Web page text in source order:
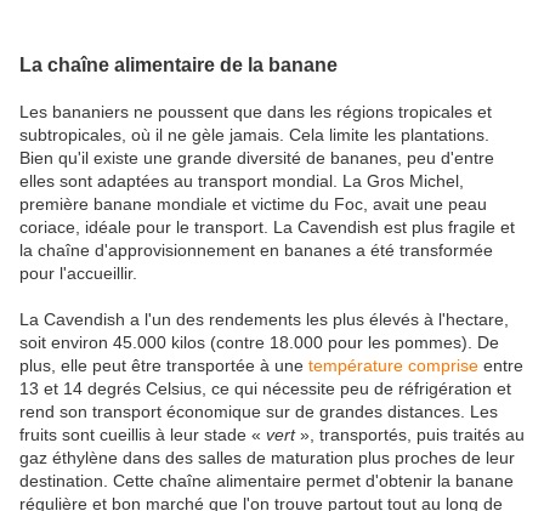
La chaîne alimentaire de la banane
Les bananiers ne poussent que dans les régions tropicales et
subtropicales, où il ne gèle jamais. Cela limite les plantations.
Bien qu'il existe une grande diversité de bananes, peu d'entre
elles sont adaptées au transport mondial. La Gros Michel,
première banane mondiale et victime du Foc, avait une peau
coriace, idéale pour le transport. La Cavendish est plus fragile et
la chaîne d'approvisionnement en bananes a été transformée
pour l'accueillir.
La Cavendish a l'un des rendements les plus élevés à l'hectare,
soit environ 45.000 kilos (contre 18.000 pour les pommes). De
plus, elle peut être transportée à une température comprise entre
13 et 14 degrés Celsius, ce qui nécessite peu de réfrigération et
rend son transport économique sur de grandes distances. Les
fruits sont cueillis à leur stade « vert», transportés, puis traités au
gaz éthylène dans des salles de maturation plus proches de leur
destination. Cette chaîne alimentaire permet d'obtenir la banane
régulière et bon marché que l'on trouve partout tout au long de